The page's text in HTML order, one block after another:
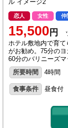
恋人 女性 仲
15,500 円
ホテル敷地内で育
がお勧め。75分のヨ
60分のバリニーズマ
所要時間
4時間
食事条件 昼食付